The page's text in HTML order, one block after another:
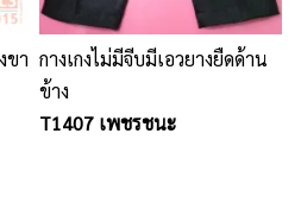
ขา กางเกงไม่มีจีบมีเอวยางยืดด้าน
ข้าง
T1407 เพชรชนะ